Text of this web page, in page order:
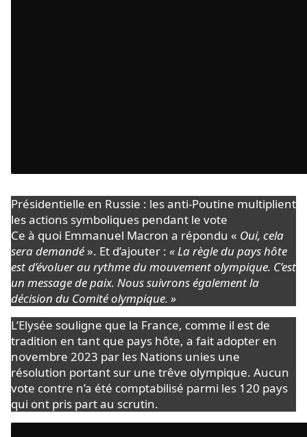
Présidentielle en Russie : les anti-Poutine multiplient
les actions symboliques pendant le vote
Ce à quoi Emmanuel Macron a répondu « Oui, cela
sera demandé ». Et d’ajouter : « La règle du pays hôte
est d’évoluer au rythme du mouvement olympique. C’est
un message de paix. Nous suivrons également la
décision du Comité olympique. »
L’Elysée souligne que la France, comme il est de
tradition en tant que pays hôte, a fait adopter en
novembre 2023 par les Nations unies une
résolution portant sur une trêve olympique. Aucun
vote contre n’a été comptabilisé parmi les 120 pays
qui ont pris part au scrutin.